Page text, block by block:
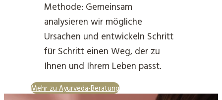
Methode: Gemeinsam
analysieren wir mögliche
Ursachen und entwickeln Schritt
für Schritt einen Weg, der zu
Ihnen und Ihrem Leben passt.
Mehr zu Ayurveda-Beratung